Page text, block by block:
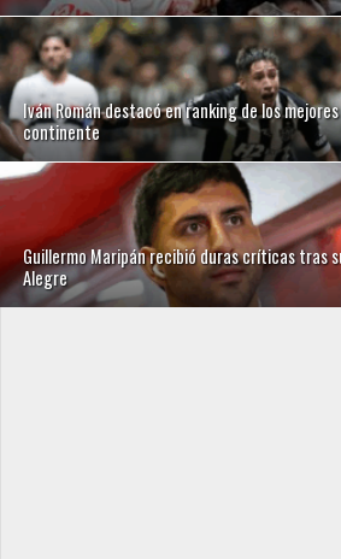
Iván Román destacó en ranking de los
continente
Guillermo Maripán recibió duras críticas tras
Alegre